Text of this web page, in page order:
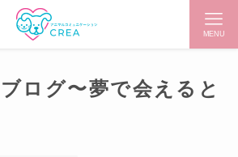
MENU
ログ〜夢で会えると